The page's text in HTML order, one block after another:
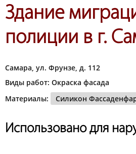
Здание
полиции в г.
Самара, ул. Фрунзе, д. 112
Виды работ: Окраска фасада
Материалы:
Силикон
Использовано для